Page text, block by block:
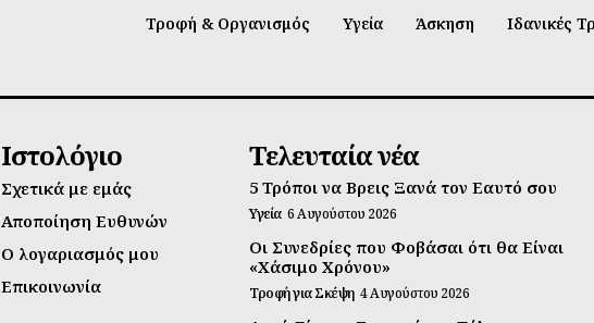
Τροφή & Οργανισμός Υγεία Άσκηση Ιδανικές
Ιστολόγιο
Σχετικά με εμάς
Αποποίηση Ευθυνών
Ο λογαριασμός μου
Επικοινωνία
Τελευταία νέα
5 Τρόποι να Βρεις Ξανά τον Εαυτό σου
Υγεία 6 Αυγούστου 2026
Οι Συνεδρίες που Φοβάσαι ότι θα Είναι
«Χάσιμο Χρόνου»
Τροφή για Σκέψη 4 Αυγούστου 2026